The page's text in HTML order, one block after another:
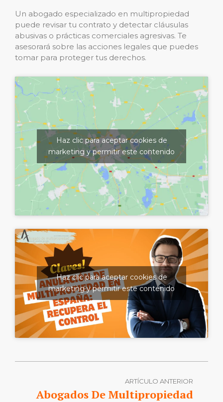
Un abogado especializado en multipropiedad
puede revisar tu contrato y detectar cláusulas
abusivas o prácticas comerciales agresivas. Te
asesorará sobre las acciones legales que puedes
tomar para proteger tus derechos.
Haz clic para aceptar cookies de
marketing y permitir este contenido
Haz clic para aceptar cookies de
marketing y permitir este contenido
ARTÍCULO ANTERIOR
Abogados De Multipropiedad